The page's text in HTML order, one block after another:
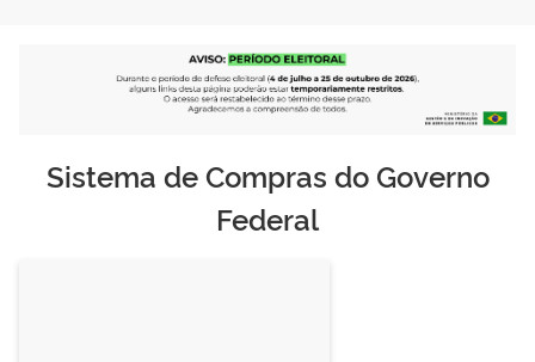
Sistema de Compras do Governo
Federal